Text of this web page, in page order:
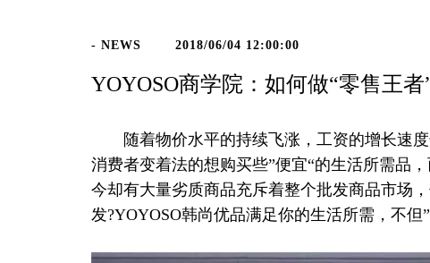
- NEWS 2018/06/04 12:00:00
YOYOSO商学院：如何做“零售王者
随着物价水平的持续飞涨，工资的增长速度
消费者变着法的想购买些”便宜“的生活所需品
今却有大量劣质商品充斥着整个批发商品市场
发?YOYOSO韩尚优品满足你的生活所需，不但”